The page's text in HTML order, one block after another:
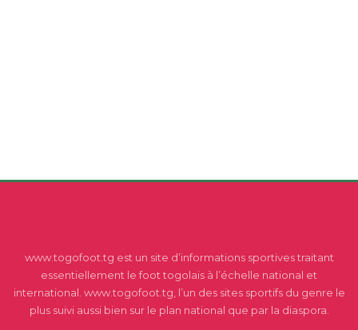
www.togofoot.tg est un site d’informations sportives traitant
essentiellement le foot togolais à l’échelle national et
international. www.togofoot.tg, l’un des sites sportifs du genre le
plus suivi aussi bien sur le plan national que par la diaspora.